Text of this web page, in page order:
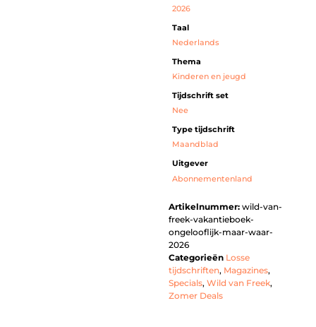
2026
Taal
Nederlands
Thema
Kinderen en jeugd
Tijdschrift set
Nee
Type tijdschrift
Maandblad
Uitgever
Abonnementenland
Artikelnummer: wild-van-
freek-vakantieboek-
ongelooflijk-maar-waar-
2026
Categorieën Losse
tijdschriften, Magazines,
Specials, Wild van Freek,
Zomer Deals